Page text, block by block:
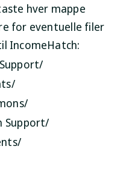
hver mappe
for eventuelle filer
IncomeHatch:
Support/